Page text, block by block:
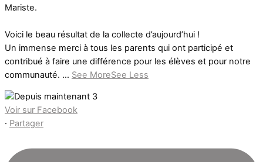
Mariste.
Voici le beau résultat de la collecte d’aujourd’hui !
Un immense merci à tous les parents qui ont participé et
contribué à faire une différence pour les élèves et pour notre
communauté. ... See MoreSee Less
Voir sur Facebook
· Partager